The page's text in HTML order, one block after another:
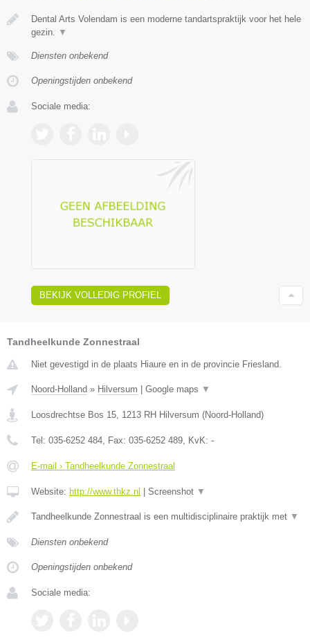
Dental Arts Volendam is een moderne tandartspraktijk voor het hele
gezin. ▼
Diensten onbekend
Openingstijden onbekend
Sociale media:
BEKIJK VOLLEDIG PROFIEL
Tandheelkunde Zonnestraal
Niet gevestigd in de plaats Hiaure en in de provincie Friesland.
Noord-Holland » Hilversum Google maps ▼
Loosdrechtse Bos 15, 1213 RH Hilversum (Noord-Holland)
Tel: 035-6252 484, Fax: 035-6252 489, KvK: -
E-mail › Tandheelkunde Zonnestraal
Website: http://www.thkz.nl Screenshot ▼
Tandheelkunde Zonnestraal is een multidisciplinaire praktijk met ▼
Diensten onbekend
Openingstijden onbekend
Sociale media: